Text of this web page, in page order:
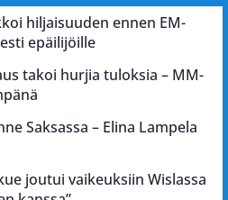
hiljaisuuden ennen EM-
epäilijöille
takoi hurjia tuloksia – MM-
Saksassa – Elina Lampela
joutui vaikeuksiin Wislassa